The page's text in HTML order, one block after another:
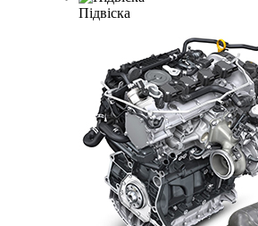
Підвіска